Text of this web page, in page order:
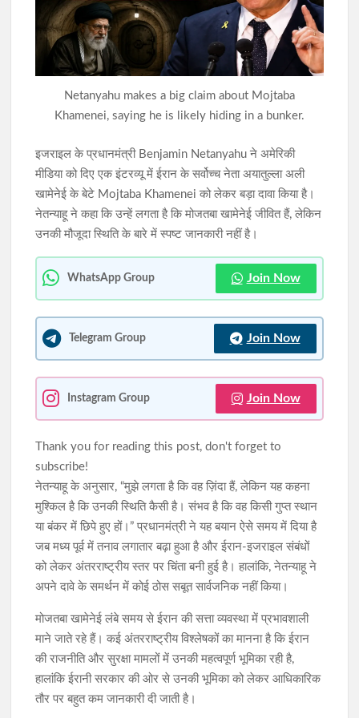
सरकार, कांग्रेस प्रभारी के. राजू बोले- संवाद से निकलेगा समाधान
7-8 अगस्त को जमशेदपुर में आजसू युवा प्रकोष्ठ का राज्य स्तरीय युवा
अधिवेशन, तैयारियां अंतिम चरण में
Netanyahu makes a big claim about Mojtaba
Khamenei, saying he is likely hiding in a bunker.
इजराइल के प्रधानमंत्री Benjamin Netanyahu ने अमेरिकी
मीडिया को दिए एक इंटरव्यू में ईरान के सर्वोच्च नेता अयातुल्ला अली
खामेनेई के बेटे Mojtaba Khamenei को लेकर बड़ा दावा किया है।
नेतन्याहू ने कहा कि उन्हें लगता है कि मोजतबा खामेनेई जीवित हैं, लेकिन
उनकी मौजूदा स्थिति के बारे में स्पष्ट जानकारी नहीं है।
WhatsApp Group Join Now
Telegram Group Join Now
Instagram Group Join Now
Thank you for reading this post, don't forget to
subscribe!
नेतन्याहू के अनुसार, “मुझे लगता है कि वह ज़िंदा हैं, लेकिन यह कहना
मुश्किल है कि उनकी स्थिति कैसी है। संभव है कि वह किसी गुप्त स्थान
या बंकर में छिपे हुए हों।” प्रधानमंत्री ने यह बयान ऐसे समय में दिया है
जब मध्य पूर्व में तनाव लगातार बढ़ा हुआ है और ईरान-इजराइल संबंधों
को लेकर अंतरराष्ट्रीय स्तर पर चिंता बनी हुई है। हालांकि, नेतन्याहू ने
अपने दावे के समर्थन में कोई ठोस सबूत सार्वजनिक नहीं किया।
मोजतबा खामेनेई लंबे समय से ईरान की सत्ता व्यवस्था में प्रभावशाली
माने जाते रहे हैं। कई अंतरराष्ट्रीय विश्लेषकों का मानना है कि ईरान
की राजनीति और सुरक्षा मामलों में उनकी महत्वपूर्ण भूमिका रही है,
हालांकि ईरानी सरकार की ओर से उनकी भूमिका को लेकर आधिकारिक
तौर पर बहुत कम जानकारी दी जाती है।